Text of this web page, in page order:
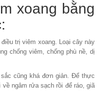
xoang bằng
trị viêm xoang. Loại cây này
chống viêm, chống phù nề, dị
sắc cũng khá đơn giản. Để thực
ngâm rửa sạch rồi để ráo, giã